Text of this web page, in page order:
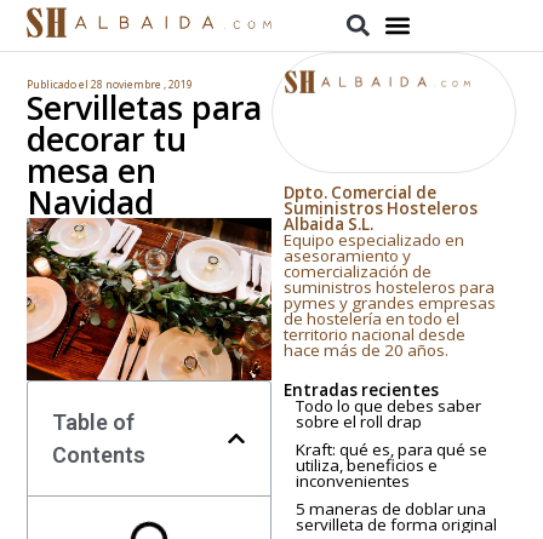
Publicado el28 noviembre , 2019
Servilletas para
decorar tu
mesa en
Navidad
Table of
Contents
Dpto. Comercial de
Suministros Hosteleros
Albaida S.L.
Equipo especializado en
asesoramiento y
comercialización de
suministros hosteleros para
pymes y grandes empresas
de hostelería en todo el
territorio nacional desde
hace más de 20 años.
Entradas recientes
Todo lo que debes saber
sobre el roll drap
Kraft: qué es, para qué se
utiliza, beneficios e
inconvenientes
5 maneras de doblar una
servilleta de forma original